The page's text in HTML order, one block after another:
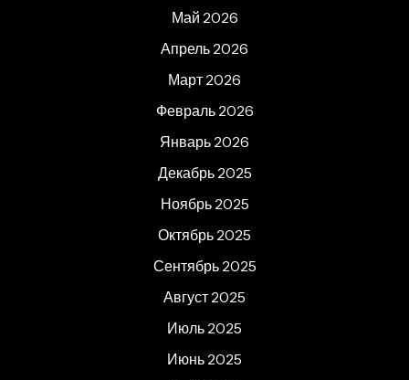
Май 2026
Апрель 2026
Март 2026
Февраль 2026
Январь 2026
Декабрь 2025
Ноябрь 2025
Октябрь 2025
Сентябрь 2025
Август 2025
Июль 2025
Июнь 2025